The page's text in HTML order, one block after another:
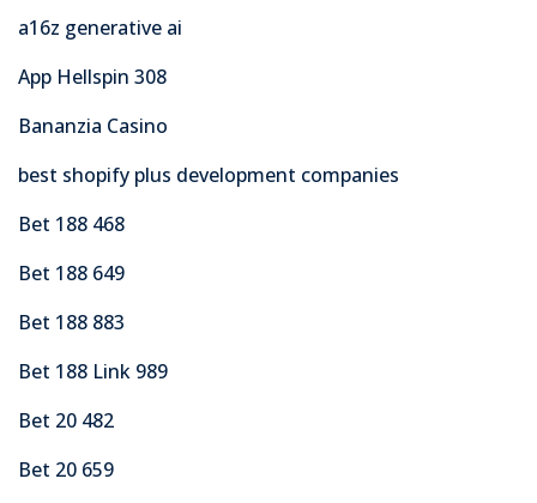
a16z generative ai
App Hellspin 308
Bananzia Casino
best shopify plus development companies
Bet 188 468
Bet 188 649
Bet 188 883
Bet 188 Link 989
Bet 20 482
Bet 20 659